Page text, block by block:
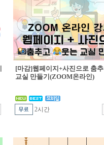
[마감]웹페이지+사진으로 춤
교실 만들기(ZOOM온라인)
2시간